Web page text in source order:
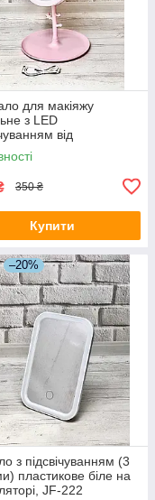
для макіяжу
з LED
від
3 режими
JF-110A Рожевий
350 ₴
Купити
–20%
з підсвічуванням (3
пластикове біле на
JF-222